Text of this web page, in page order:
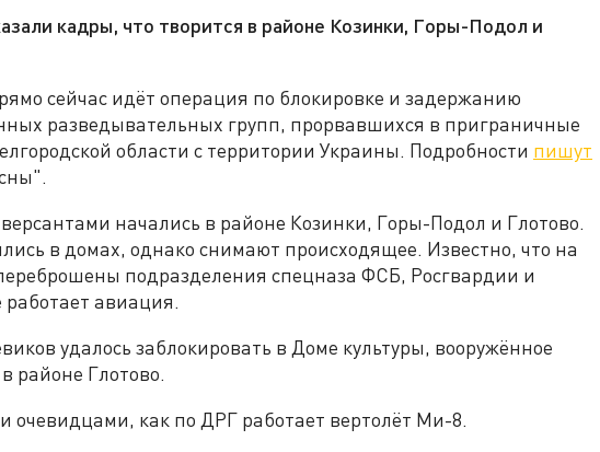
кадры, что творится в районе Козинки, Горы-Подол и
сейчас идёт операция по блокировке и задержанию
разведывательных групп, прорвавшихся в приграничные
области с территории Украины. Подробности пишут
начались в районе Козинки, Горы-Подол и Глотово.
в домах, однако снимают происходящее. Известно, что на
подразделения спецназа ФСБ, Росгвардии и
авиация.
удалось заблокировать в Доме культуры, вооружённое
районе Глотово.
очевидцами, как по ДРГ работает вертолёт Ми-8.